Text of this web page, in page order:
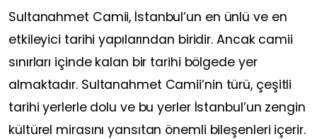
Sultanahmet Camii, İstanbul’un en ünlü ve en
etkileyici tarihi yapılarından biridir. Ancak camii
sınırları içinde kalan bir tarihi bölgede yer
almaktadır. Sultanahmet Camii’nin türü, çeşitli
tarihi yerlerle dolu ve bu yerler İstanbul’un zengin
kültürel mirasını yansıtan önemli bileşenleri içerir.